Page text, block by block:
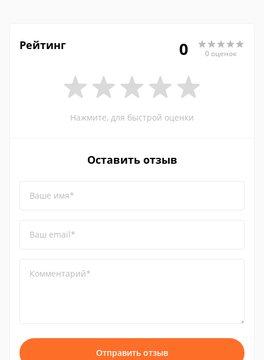
Рейтинг 0 0 оценок
Нажмите, для быстрой оценки
Оставить отзыв
Ваше имя*
Ваш email*
Комментарий*
Отправить отзыв